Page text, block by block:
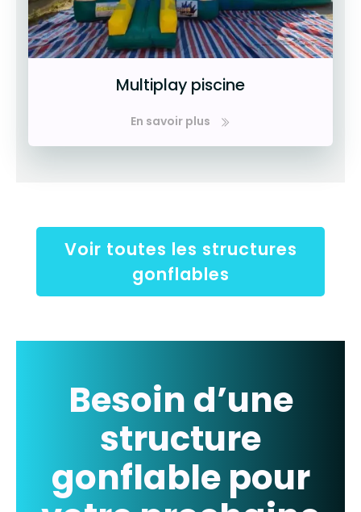
Multiplay piscine
En savoir plus
Voir toutes les structures
gonflables
Besoin d’une
structure
gonflable pour